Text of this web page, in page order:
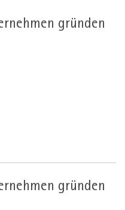
gründen
gründen